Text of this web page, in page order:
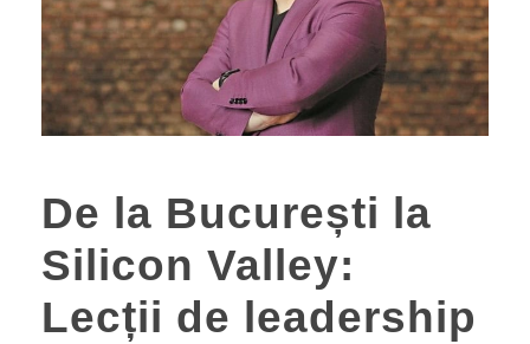
De la București la
Silicon Valley:
Lecții de leadership